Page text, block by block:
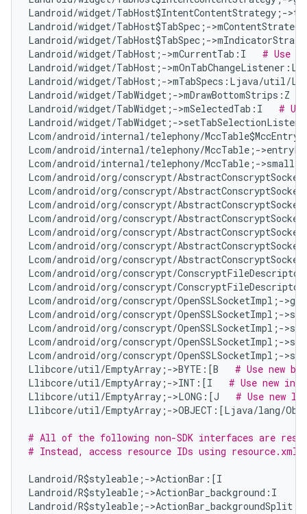
Landroid/widget/TabHost$IntentContentStrategy;-
Landroid/widget/TabHost$TabSpec;-
Landroid/widget/TabHost$TabSpec;-
Landroid/widget/TabHost;->mCurrentTab:I # Use
Landroid/widget/TabHost;-
Landroid/widget/TabHost;->mTabSpecs:Ljava/
Landroid/widget/TabWidget;->mDrawBottomStrips:Z
Landroid/widget/TabWidget;->mSelectedTab:I #
Landroid/widget/TabWidget;-
Lcom/android/internal/telephony/
Lcom/android/internal/telephony/MccTable;-
Lcom/android/internal/telephony/MccTable;-
Lcom/android/org/conscrypt/
Lcom/android/org/conscrypt/
Lcom/android/org/conscrypt/
Lcom/android/org/conscrypt/
Lcom/android/org/conscrypt/
Lcom/android/org/conscrypt/
Lcom/android/org/conscrypt/
Lcom/android/org/conscrypt/
Lcom/android/org/conscrypt/
Lcom/android/org/conscrypt/OpenSSLSocketImpl;-
Lcom/android/org/conscrypt/OpenSSLSocketImpl;-
Lcom/android/org/conscrypt/
Lcom/android/org/conscrypt/OpenSSLSocketImpl;-
Lcom/android/org/conscrypt/OpenSSLSocketImpl;-
Llibcore/util/EmptyArray;->BYTE:[B # Use new
Llibcore/util/EmptyArray;->INT:[I # Use new
Llibcore/util/EmptyArray;->LONG:[J # Use new
Llibcore/util/EmptyArray;->OBJECT:[Ljava/lang/
# All of the following non-SDK interfaces are
# Instead, access resource IDs using